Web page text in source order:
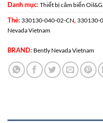
Danh mục: Thiết bị cảm biến
Thẻ: 330130-040-02-CN, 330130-
Nevada Vietnam
BRAND: Bently Nevada Vietnam